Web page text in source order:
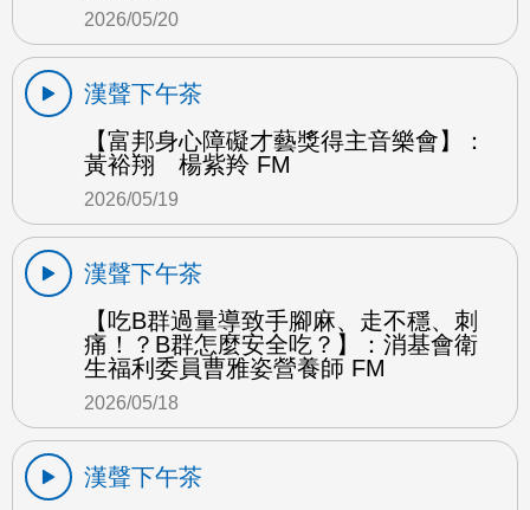
2026/05/20
漢聲下午茶
【富邦身心障礙才藝獎得主音樂會】：
黃裕翔 楊紫羚 FM
2026/05/19
漢聲下午茶
【吃B群過量導致手腳麻、走不穩、刺
痛！？B群怎麼安全吃？】：消基會衛
生福利委員曹雅姿營養師 FM
2026/05/18
漢聲下午茶